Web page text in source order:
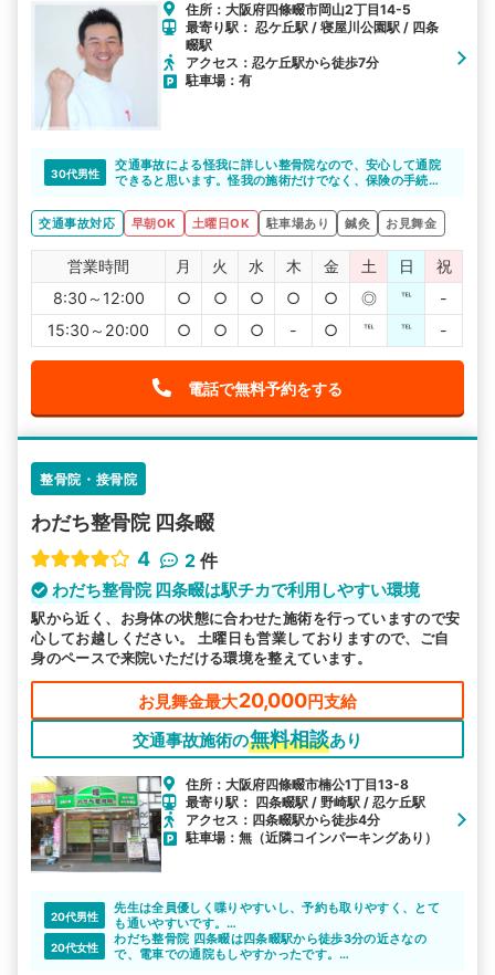
住所：大阪府四條畷市岡山2丁目14-5
最寄り駅： 忍ケ丘駅 / 寝屋川公園駅 / 四条
畷駅
アクセス：忍ケ丘駅から徒歩7分
駐車場：有
30代男性
交通事故による怪我に詳しい整骨院なので、安心して通院
できると思います。怪我の施術だけでなく、保険の手続き
交通事故対応
早朝OK 土曜日OK 駐車場あり 鍼灸 お見舞金
営業時間 月 火 水 木 金 土 日
祝
8:30～12:00
○ ○ ○ ○ ○ ◎ ℡
-
15:30～20:00
○ ○ ○ - ○ ℡ ℡ -
電話で無料予約をする
整骨院・接骨院
わだち整骨院 四条畷
4
2 件
わだち整骨院 四条畷は駅チカで利用しやすい環境
駅から近く、お身体の状態に合わせた施術を行っていますので安
心してお越しください。 土曜日も営業しておりますので、ご自
身のペースで来院いただける環境を整えています。
お見舞金最大20,000円支給
交通事故施術の無料相談あり
住所：大阪府四條畷市楠公1丁目13-8
最寄り駅： 四条畷駅 / 野崎駅 / 忍ケ丘駅
アクセス：四条畷駅から徒歩4分
駐車場：無（近隣コインパーキングあり）
20代男性
先生は全員優しく喋りやすいし、予約も取りやすく、とて
も通いやすいです。
言う事なし100点です。
20代女性
わだち整骨院 四条畷は四条畷駅から徒歩3分の近さなの
で、電車での通院もしやすかったです。